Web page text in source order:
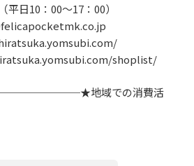
（平日10 ： 00～17 ： 00）
shoplist/
地域での消費活